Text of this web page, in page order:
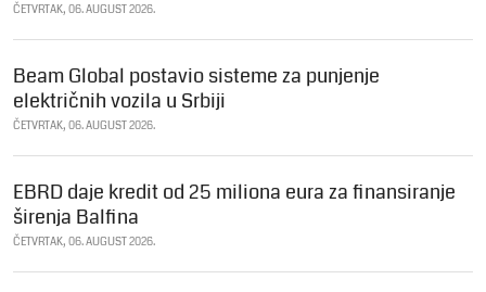
ČETVRTAK, 06. AUGUST 2026.
Beam Global postavio sisteme za punjenje
električnih vozila u Srbiji
ČETVRTAK, 06. AUGUST 2026.
EBRD daje kredit od 25 miliona eura za finansiranje
širenja Balfina
ČETVRTAK, 06. AUGUST 2026.